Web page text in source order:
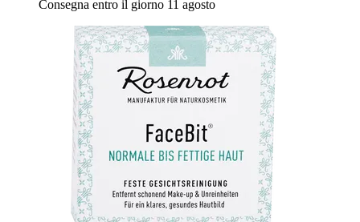
Consegna entro il giorno 11 agosto